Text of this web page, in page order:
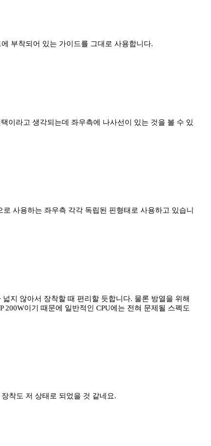
부착되어 있는 가이드를 그대로 사용합니다.
이라고 생각되는데 좌우측에 나사선이 있는 것을 볼 수 있
사용하는 좌우측 각각 독립된 핀형태로 사용하고 있습니
지 않아서 장착할 때 편리할 듯합니다. 물론 방열을 위해
이기 때문에 일반적인 CPU에는 전혀 문제될 스펙도
착도 저 상태로 되었을 것 같네요.